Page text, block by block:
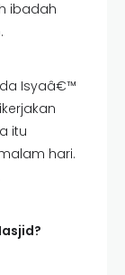
ibadah
Isyaâ€™
itu
hari.